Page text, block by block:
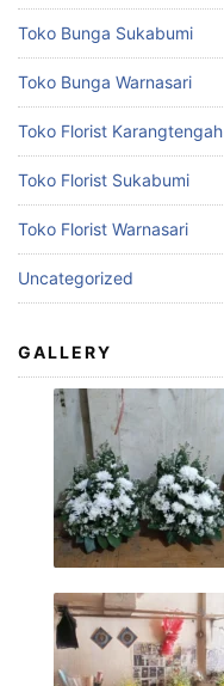
Toko Bunga Sukabumi
Toko Bunga Warnasari
Toko Florist Karangtengah
Toko Florist Sukabumi
Toko Florist Warnasari
Uncategorized
GALLERY